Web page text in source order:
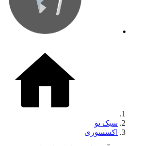
سبک تو
اکسسوری